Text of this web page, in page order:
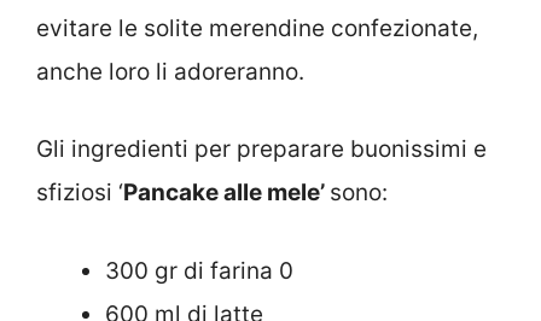
evitare le solite merendine confezionate,
anche loro li adoreranno.
Gli ingredienti per preparare buonissimi e
sfiziosi ‘Pancake alle mele’ sono:
300 gr di farina 0
600 ml di latte